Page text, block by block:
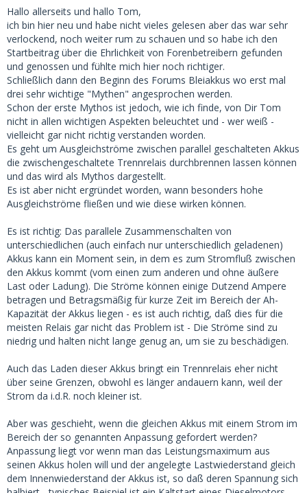
Hallo allerseits und hallo Tom,
ich bin hier neu und habe nicht vieles gelesen aber das war sehr
verlockend, noch weiter rum zu schauen und so habe ich den
Startbeitrag über die Ehrlichkeit von Forenbetreibern gefunden
und genossen und fühlte mich hier noch richtiger.
Schließlich dann den Beginn des Forums Bleiakkus wo erst mal
drei sehr wichtige "Mythen" angesprochen werden.
Schon der erste Mythos ist jedoch, wie ich finde, von Dir Tom
nicht in allen wichtigen Aspekten beleuchtet und - wer weiß -
vielleicht gar nicht richtig verstanden worden.
Es geht um Ausgleichströme zwischen parallel geschalteten Akkus
die zwischengeschaltete Trennrelais durchbrennen lassen können
und das wird als Mythos dargestellt.
Es ist aber nicht ergründet worden, wann besonders hohe
Ausgleichströme fließen und wie diese wirken können.
Es ist richtig: Das parallele Zusammenschalten von
unterschiedlichen (auch einfach nur unterschiedlich geladenen)
Akkus kann ein Moment sein, in dem es zum Stromfluß zwischen
den Akkus kommt (vom einen zum anderen und ohne äußere
Last oder Ladung). Die Ströme können einige Dutzend Ampere
betragen und Betragsmäßig für kurze Zeit im Bereich der Ah-
Kapazität der Akkus liegen - es ist auch richtig, daß dies für die
meisten Relais gar nicht das Problem ist - Die Ströme sind zu
niedrig und halten nicht lange genug an, um sie zu beschädigen.
Auch das Laden dieser Akkus bringt ein Trennrelais eher nicht
über seine Grenzen, obwohl es länger andauern kann, weil der
Strom da i.d.R. noch kleiner ist.
Aber was geschieht, wenn die gleichen Akkus mit einem Strom im
Bereich der so genannten Anpassung gefordert werden?
Anpassung liegt vor wenn man das Leistungsmaximum aus
seinen Akkus holen will und der angelegte Lastwiederstand gleich
dem Innenwiederstand der Akkus ist, so daß deren Spannung sich